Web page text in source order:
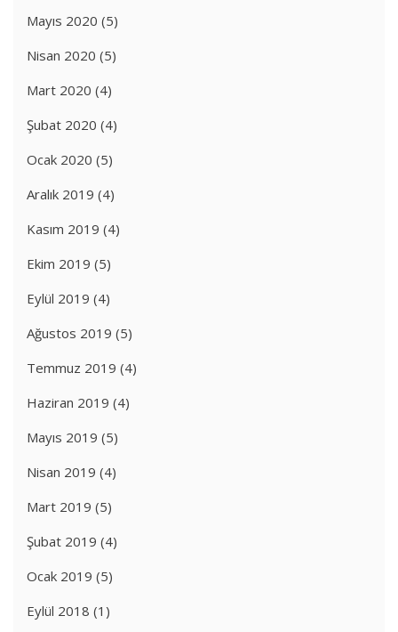
Mayıs 2020 (5)
Nisan 2020 (5)
Mart 2020 (4)
Şubat 2020 (4)
Ocak 2020 (5)
Aralık 2019 (4)
Kasım 2019 (4)
Ekim 2019 (5)
Eylül 2019 (4)
Ağustos 2019 (5)
Temmuz 2019 (4)
Haziran 2019 (4)
Mayıs 2019 (5)
Nisan 2019 (4)
Mart 2019 (5)
Şubat 2019 (4)
Ocak 2019 (5)
Eylül 2018 (1)